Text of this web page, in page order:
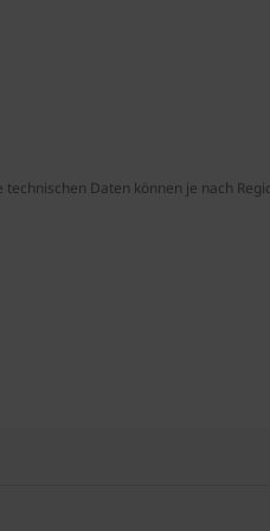
technischen Daten können je nach